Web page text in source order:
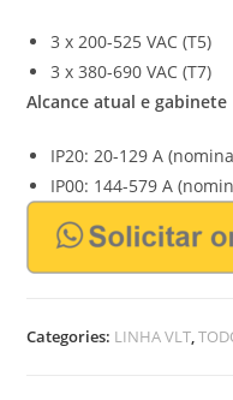
3 x 200-525 VAC (T5)
3 x 380-690 VAC (T7)
Alcance atual e gabinete
IP20: 20-129 A
IP00: 144-579 A
Categories: LINHA VLT ,